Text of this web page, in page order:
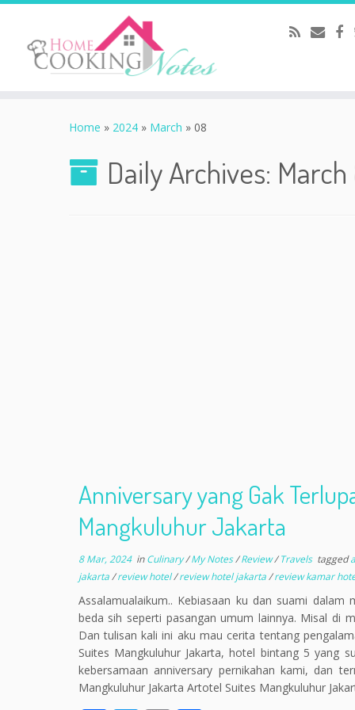
Home » 2024 » March » 08
Daily Archives:
Anniversary yang Gak
Mangkuluhur Jakarta
8 Mar, 2024inCulinary/My Notes/Review/Travels tagged
jakarta/review hotel/review hotel jakarta/review kamar
Assalamualaikum.. Kebiasaan ku dan suami
beda sih seperti pasangan umum lainnya. Misal di
Dan tulisan kali ini aku mau cerita tentang
Suites Mangkuluhur Jakarta, hotel bintang 5 yang
kebersamaan anniversary pernikahan kami, dan
Mangkuluhur Jakarta Artotel Suites Mangkuluhur